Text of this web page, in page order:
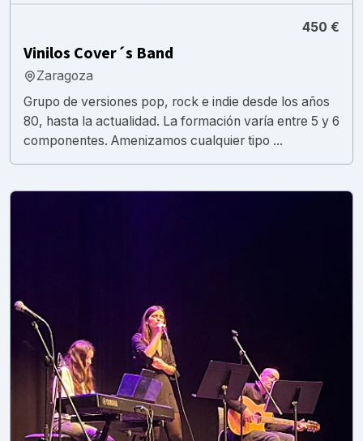
450 €
Vinilos Cover´s Band
Zaragoza
Grupo de versiones pop, rock e indie desde los años
80, hasta la actualidad. La formación varía entre 5 y 6
componentes. Amenizamos cualquier tipo ...